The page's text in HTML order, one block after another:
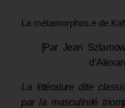
La métamorphos.e de
[Par Jean
La littérature dite
par la masculinité